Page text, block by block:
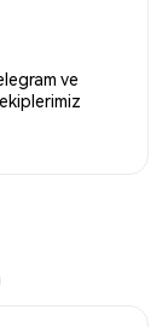
ve